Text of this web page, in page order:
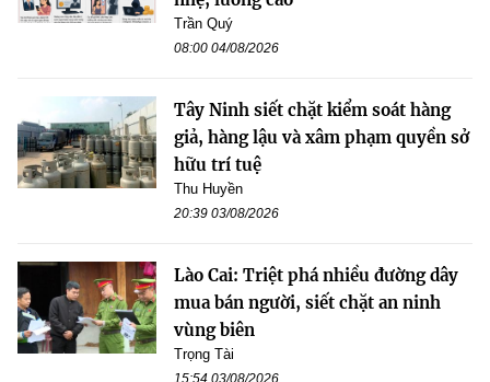
Trần Quý
08:00 04/08/2026
Tây Ninh siết chặt kiểm soát hàng
giả, hàng lậu và xâm phạm quyền sở
hữu trí tuệ
Thu Huyền
20:39 03/08/2026
Lào Cai: Triệt phá nhiều đường dây
mua bán người, siết chặt an ninh
vùng biên
Trọng Tài
15:54 03/08/2026